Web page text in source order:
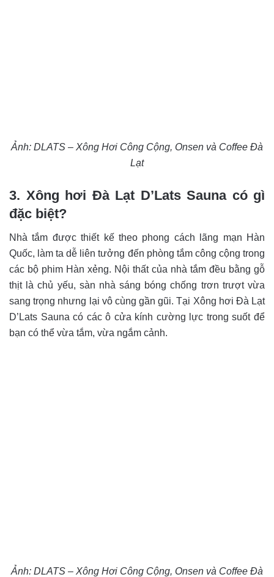
Ảnh: DLATS – Xông Hơi Công Cộng, Onsen và Coffee Đà
Lạt
3. Xông hơi Đà Lạt D’Lats Sauna có gì
đặc biệt?
Nhà tắm được thiết kế theo phong cách lãng mạn Hàn
Quốc, làm ta dễ liên tưởng đến phòng tắm công cộng trong
các bộ phim Hàn xẻng. Nội thất của nhà tắm đều bằng gỗ
thịt là chủ yếu, sàn nhà sáng bóng chống trơn trượt vừa
sang trọng nhưng lại vô cùng gần gũi. Tại Xông hơi Đà Lạt
D’Lats Sauna có các ô cửa kính cường lực trong suốt để
bạn có thể vừa tắm, vừa ngắm cảnh.
Ảnh: DLATS – Xông Hơi Công Cộng, Onsen và Coffee Đà